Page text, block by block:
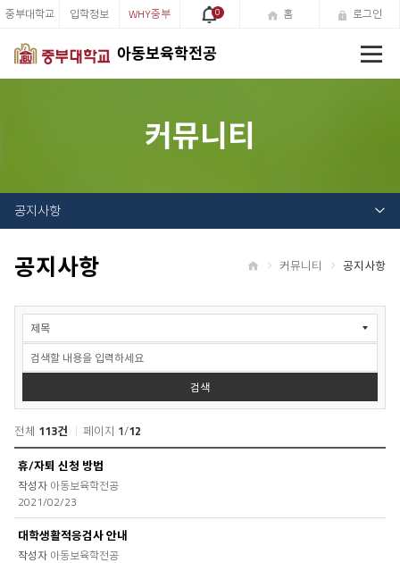
아동보육학전공
중부대학교 입학정보 WHY중부 0 홈 로그인
커뮤니티
공지사항
공지사항 커뮤니티 공지사항
공
항
색
검색
전체 113건 페이지 1/12
공
지
사
항
목
록
휴/자퇴 신청 방법
아동보육학전공
2021/02/23
대학생활적응검사 안내
아동보육학전공